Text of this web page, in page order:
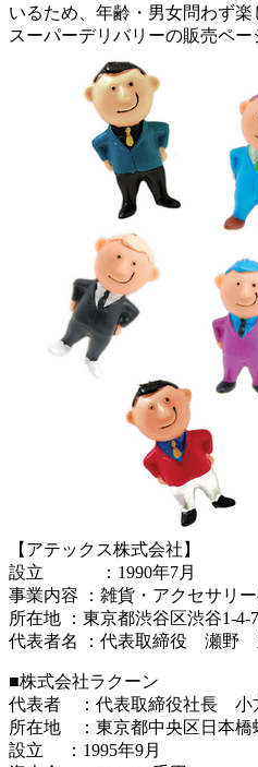
いるため、年齢・男女問わず楽
スーパーデリバリーの販売ペー
【アテックス株式会社】
設立 ：1990年7月
事業内容 ：雑貨・アクセサリ
所在地 ：東京都渋谷区渋谷1-4-7
代表者名 ：代表取締役 瀬野
■株式会社ラクーン
代表者 ：代表取締役社長
所在地 ：東京都中央区日本橋
設立 ：1995年9月